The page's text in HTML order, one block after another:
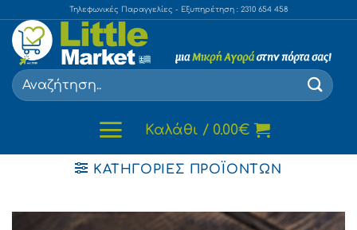
content
Τηλεφωνικές Παραγγελίες - Εξυπηρέτηση : 2310 654 458
Αναζήτηση
για:
Καλάθι / 0.00€
ΚΑΤΗΓΟΡΊΕΣ ΠΡΟΪΌΝΤΩΝ